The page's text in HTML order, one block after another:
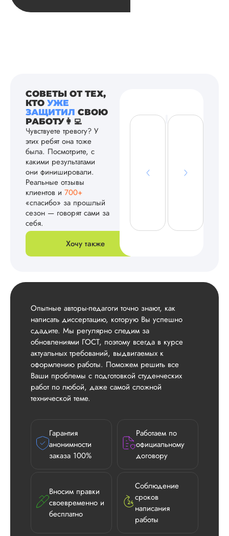
СОВЕТЫ ОТ ТЕХ,
КТО УЖЕ
ЗАЩИТИЛ СВОЮ
РАБОТУ👩‍💻
Чувствуете тревогу? У
этих ребят она тоже
была. Посмотрите, с
какими результатами
они финишировали.
Реальные отзывы
клиентов и 700+
«спасибо» за прошлый
сезон — говорят сами за
себя.
Хочу также
Опытные авторы-педагоги точно знают, как
написать диссертацию, которую Вы успешно
сдадите. Мы регулярно следим за
обновлениями ГОСТ, поэтому всегда в курсе
актуальных требований, выдвигаемых к
оформлению работы. Поможем решить все
Ваши проблемы с подготовкой студенческих
работ по любой, даже самой сложной
технической теме.
Гарантия
анонимности
заказа 100%
Работаем по
официальному
договору
Вносим правки
своевременно и
бесплатно
Соблюдение
сроков
написания
работы